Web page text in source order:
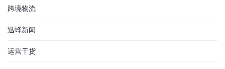
跨境物流
迅蜂新闻
运营干货